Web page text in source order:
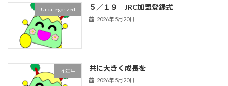
Uncategorized ５／１９ JRC加盟登録式
2026年5月20日
４年生 共に大きく成長を
2026年5月20日